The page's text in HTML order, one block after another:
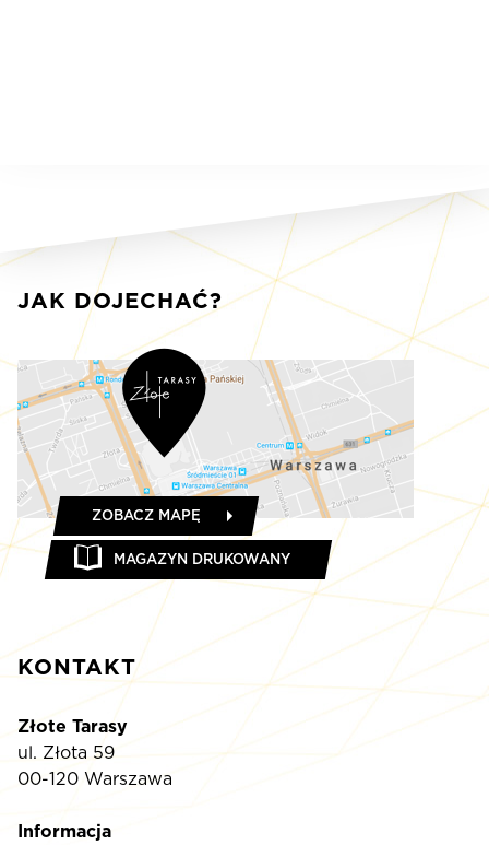
KONTAKT
Złote Tarasy
ul. Złota 59
00-120 Warszawa
Informacja
JAK DOJECHAĆ?
ZOBACZ MAPĘ
MAGAZYN DRUKOWANY